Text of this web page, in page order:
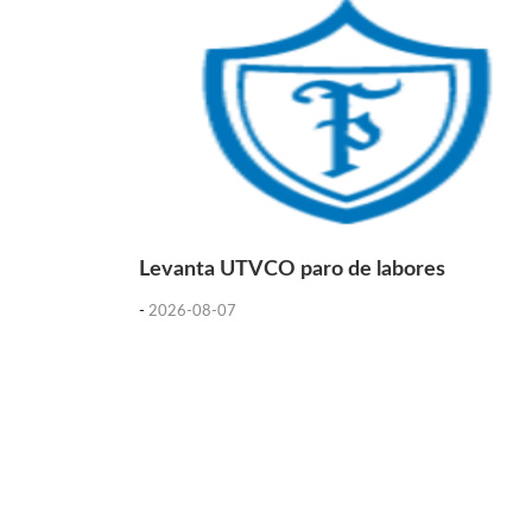
Levanta UTVCO paro de labores
- 2026-08-07